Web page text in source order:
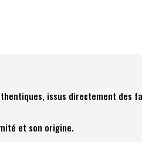
issus directement des
et son origine.